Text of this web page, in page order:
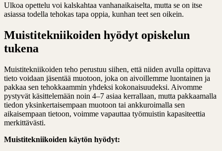
Ulkoa opettelu voi kalskahtaa vanhanaikaiselta, mutta se on itse
asiassa todella tehokas tapa oppia, kunhan teet sen oikein.
Muistitekniikoiden hyödyt opiskelun
tukena
Muistitekniikoiden teho perustuu siihen, että niiden avulla opittava
tieto voidaan jäsentää muotoon, joka on aivoillemme luontainen ja
pakkaa sen tehokkaammin yhdeksi kokonaisuudeksi. Aivomme
pystyvät käsittelemään noin 4–7 asiaa kerrallaan, mutta pakkaamalla
tiedon yksinkertaisempaan muotoon tai ankkuroimalla sen
aikaisempaan tietoon, voimme vapauttaa työmuistin kapasiteettia
merkittävästi.
Muistitekniikoiden käytön hyödyt: